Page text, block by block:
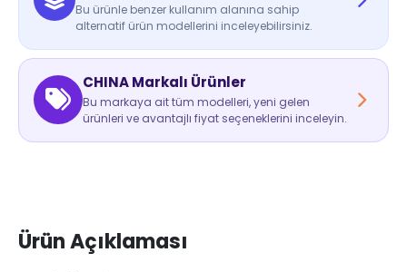
Bu ürünle benzer kullanım alanına sahip
alternatif ürün modellerini inceleyebilirsiniz.
CHINA Markalı Ürünler
Bu markaya ait tüm modelleri, yeni gelen
ürünleri ve avantajlı fiyat seçeneklerini inceleyin.
Ürün Açıklaması